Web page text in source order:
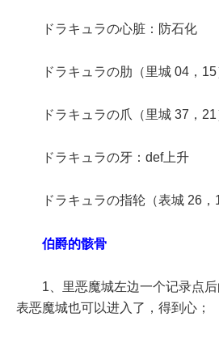
ドラキュラの心脏：防石化
ドラキュラの肋（里城 04，
ドラキュラの爪（里城 37，
ドラキュラの牙：def上升
ドラキュラの指轮（表城 26
伯爵的骸骨
1、里恶魔城左边一个记录点
表恶魔城也可以进入了，得到心；